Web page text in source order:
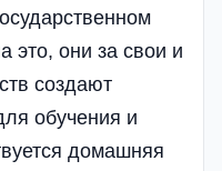
это, они за свои и
создают
обучения и
домашняя